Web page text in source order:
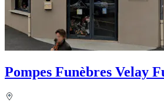
Pompes Funèbres Velay